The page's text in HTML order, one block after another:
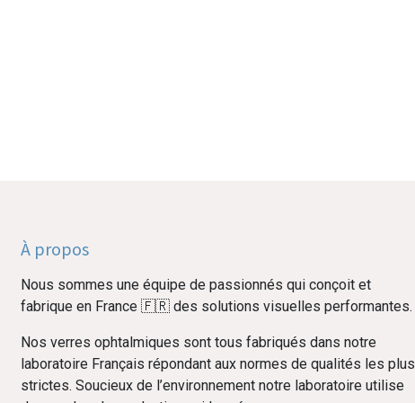
À propos
Nous sommes une équipe de passionnés qui conçoit et
fabrique en France🇫🇷 des solutions visuelles performantes.
Nos verres ophtalmiques sont tous fabriqués dans notre
laboratoire Français répondant aux normes de qualités les plus
strictes. Soucieux de l’environnement notre laboratoire utilise